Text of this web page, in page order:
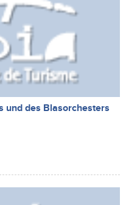
und des Blasorchesters